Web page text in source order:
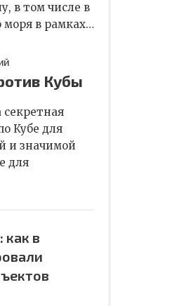
в том числе в
моря в рамках…
Кубы
секретная
Кубе для
и значимой
для
как в